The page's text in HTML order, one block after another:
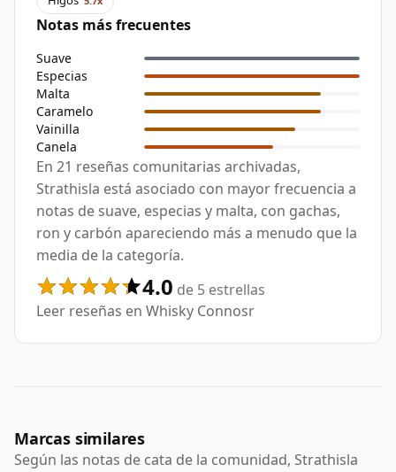
Notas más frecuentes
Suave
Especias
Malta
Caramelo
Vainilla
Canela
En 21 reseñas comunitarias archivadas,
Strathisla está asociado con mayor frecuencia a
notas de suave, especias y malta, con gachas,
ron y carbón apareciendo más a menudo que la
media de la categoría.
4.0 de 5 estrellas
Leer reseñas en Whisky Connosr
Marcas similares
Según las notas de cata de la comunidad, Strathisla